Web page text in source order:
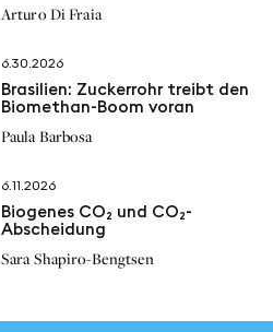
Methanrückgewinnung
Arturo Di Fraia
6.30.2026
Brasilien: Zuckerrohr treibt den
Biomethan-Boom voran
Paula Barbosa
6.11.2026
Biogenes CO₂ und CO₂-
Abscheidung
Sara Shapiro-Bengtsen